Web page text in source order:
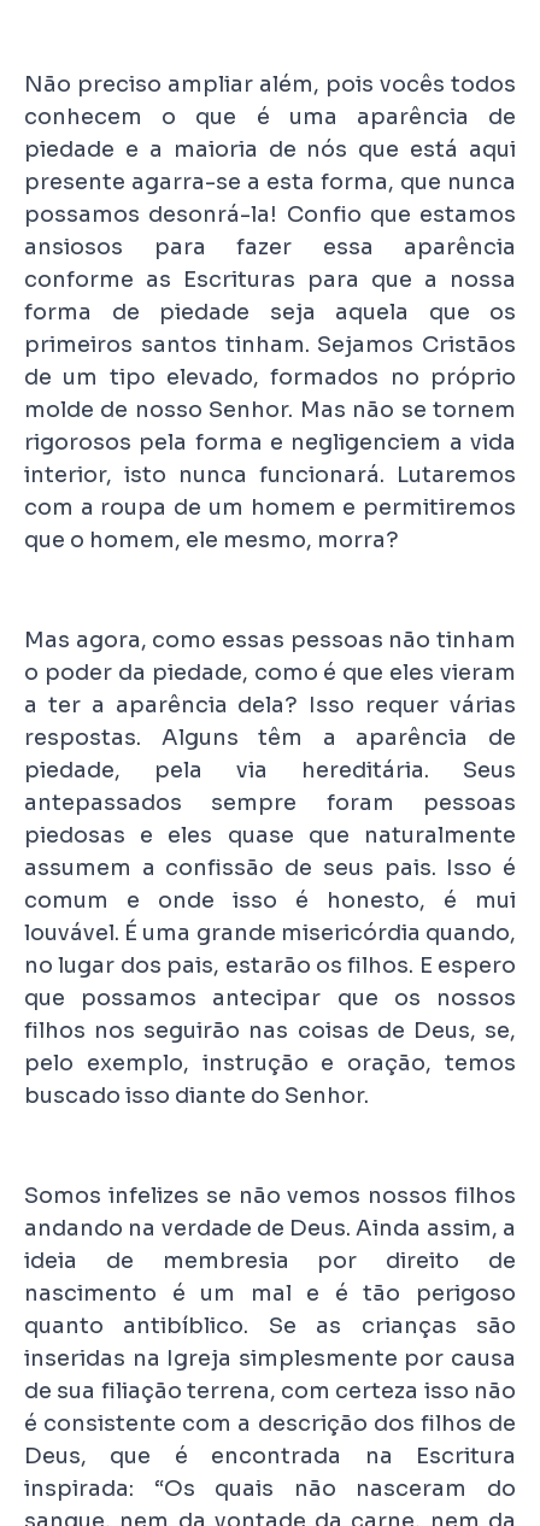
Não preciso ampliar além, pois vocês todos
conhecem o que é uma aparência de
piedade e a maioria de nós que está aqui
presente agarra-se a esta forma, que nunca
possamos desonrá-la! Confio que estamos
ansiosos para fazer essa aparência
conforme as Escrituras para que a nossa
forma de piedade seja aquela que os
primeiros santos tinham. Sejamos Cristãos
de um tipo elevado, formados no próprio
molde de nosso Senhor. Mas não se tornem
rigorosos pela forma e negligenciem a vida
interior, isto nunca funcionará. Lutaremos
com a roupa de um homem e permitiremos
que o homem, ele mesmo, morra?
Mas agora, como essas pessoas não tinham
o poder da piedade, como é que eles vieram
a ter a aparência dela? Isso requer várias
respostas. Alguns têm a aparência de
piedade, pela via hereditária. Seus
antepassados sempre foram pessoas
piedosas e eles quase que naturalmente
assumem a confissão de seus pais. Isso é
comum e onde isso é honesto, é mui
louvável. É uma grande misericórdia quando,
no lugar dos pais, estarão os filhos. E espero
que possamos antecipar que os nossos
filhos nos seguirão nas coisas de Deus, se,
pelo exemplo, instrução e oração, temos
buscado isso diante do Senhor.
Somos infelizes se não vemos nossos filhos
andando na verdade de Deus. Ainda assim, a
ideia de membresia por direito de
nascimento é um mal e é tão perigoso
quanto antibíblico. Se as crianças são
inseridas na Igreja simplesmente por causa
de sua filiação terrena, com certeza isso não
é consistente com a descrição dos filhos de
Deus, que é encontrada na Escritura
inspirada: “Os quais não nasceram do